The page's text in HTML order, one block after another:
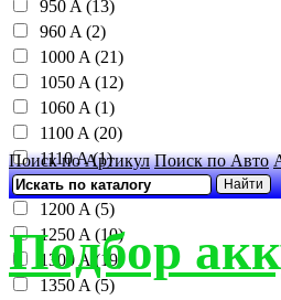
950 A (13)
960 A (2)
1000 A (21)
1050 A (12)
1060 A (1)
1100 A (20)
1110 A (1)
1150 A (16)
1200 A (5)
1250 A (10)
1300 A (19)
1350 A (5)
Поиск по Артикул Поиск по Авто
Подбор